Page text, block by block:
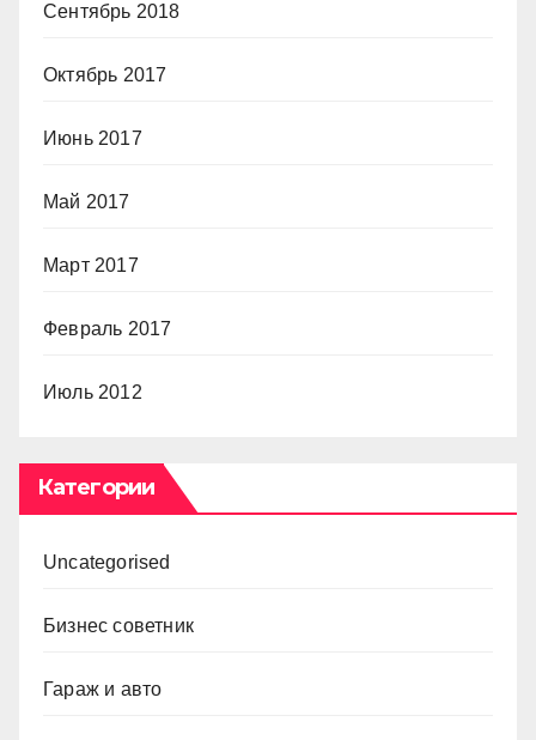
Сентябрь 2018
Октябрь 2017
Июнь 2017
Май 2017
Март 2017
Февраль 2017
Июль 2012
Категории
Uncategorised
Бизнес советник
Гараж и авто